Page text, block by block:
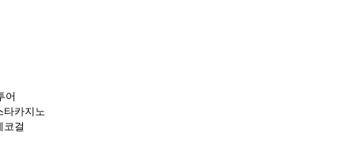
어
타카지노
코걸